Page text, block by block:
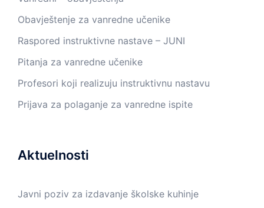
Obavještenje za vanredne učenike
Raspored instruktivne nastave – JUNI
Pitanja za vanredne učenike
Profesori koji realizuju instruktivnu nastavu
Prijava za polaganje za vanredne ispite
Aktuelnosti
Javni poziv za izdavanje školske kuhinje